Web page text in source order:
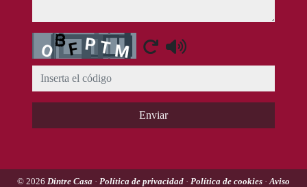
Captcha
Enviar
© 2026 Dintre Casa · Política de privacidad · Política de cookies ·Aviso